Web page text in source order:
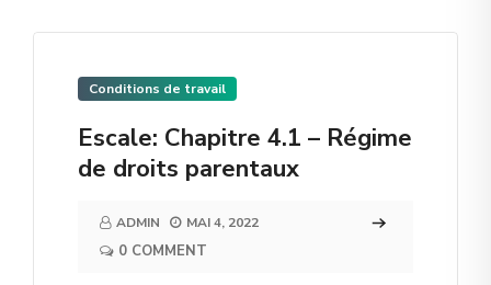
Conditions de travail
Escale: Chapitre 4.1 – Régime
de droits parentaux
ADMIN MAI 4, 2022
0 COMMENT